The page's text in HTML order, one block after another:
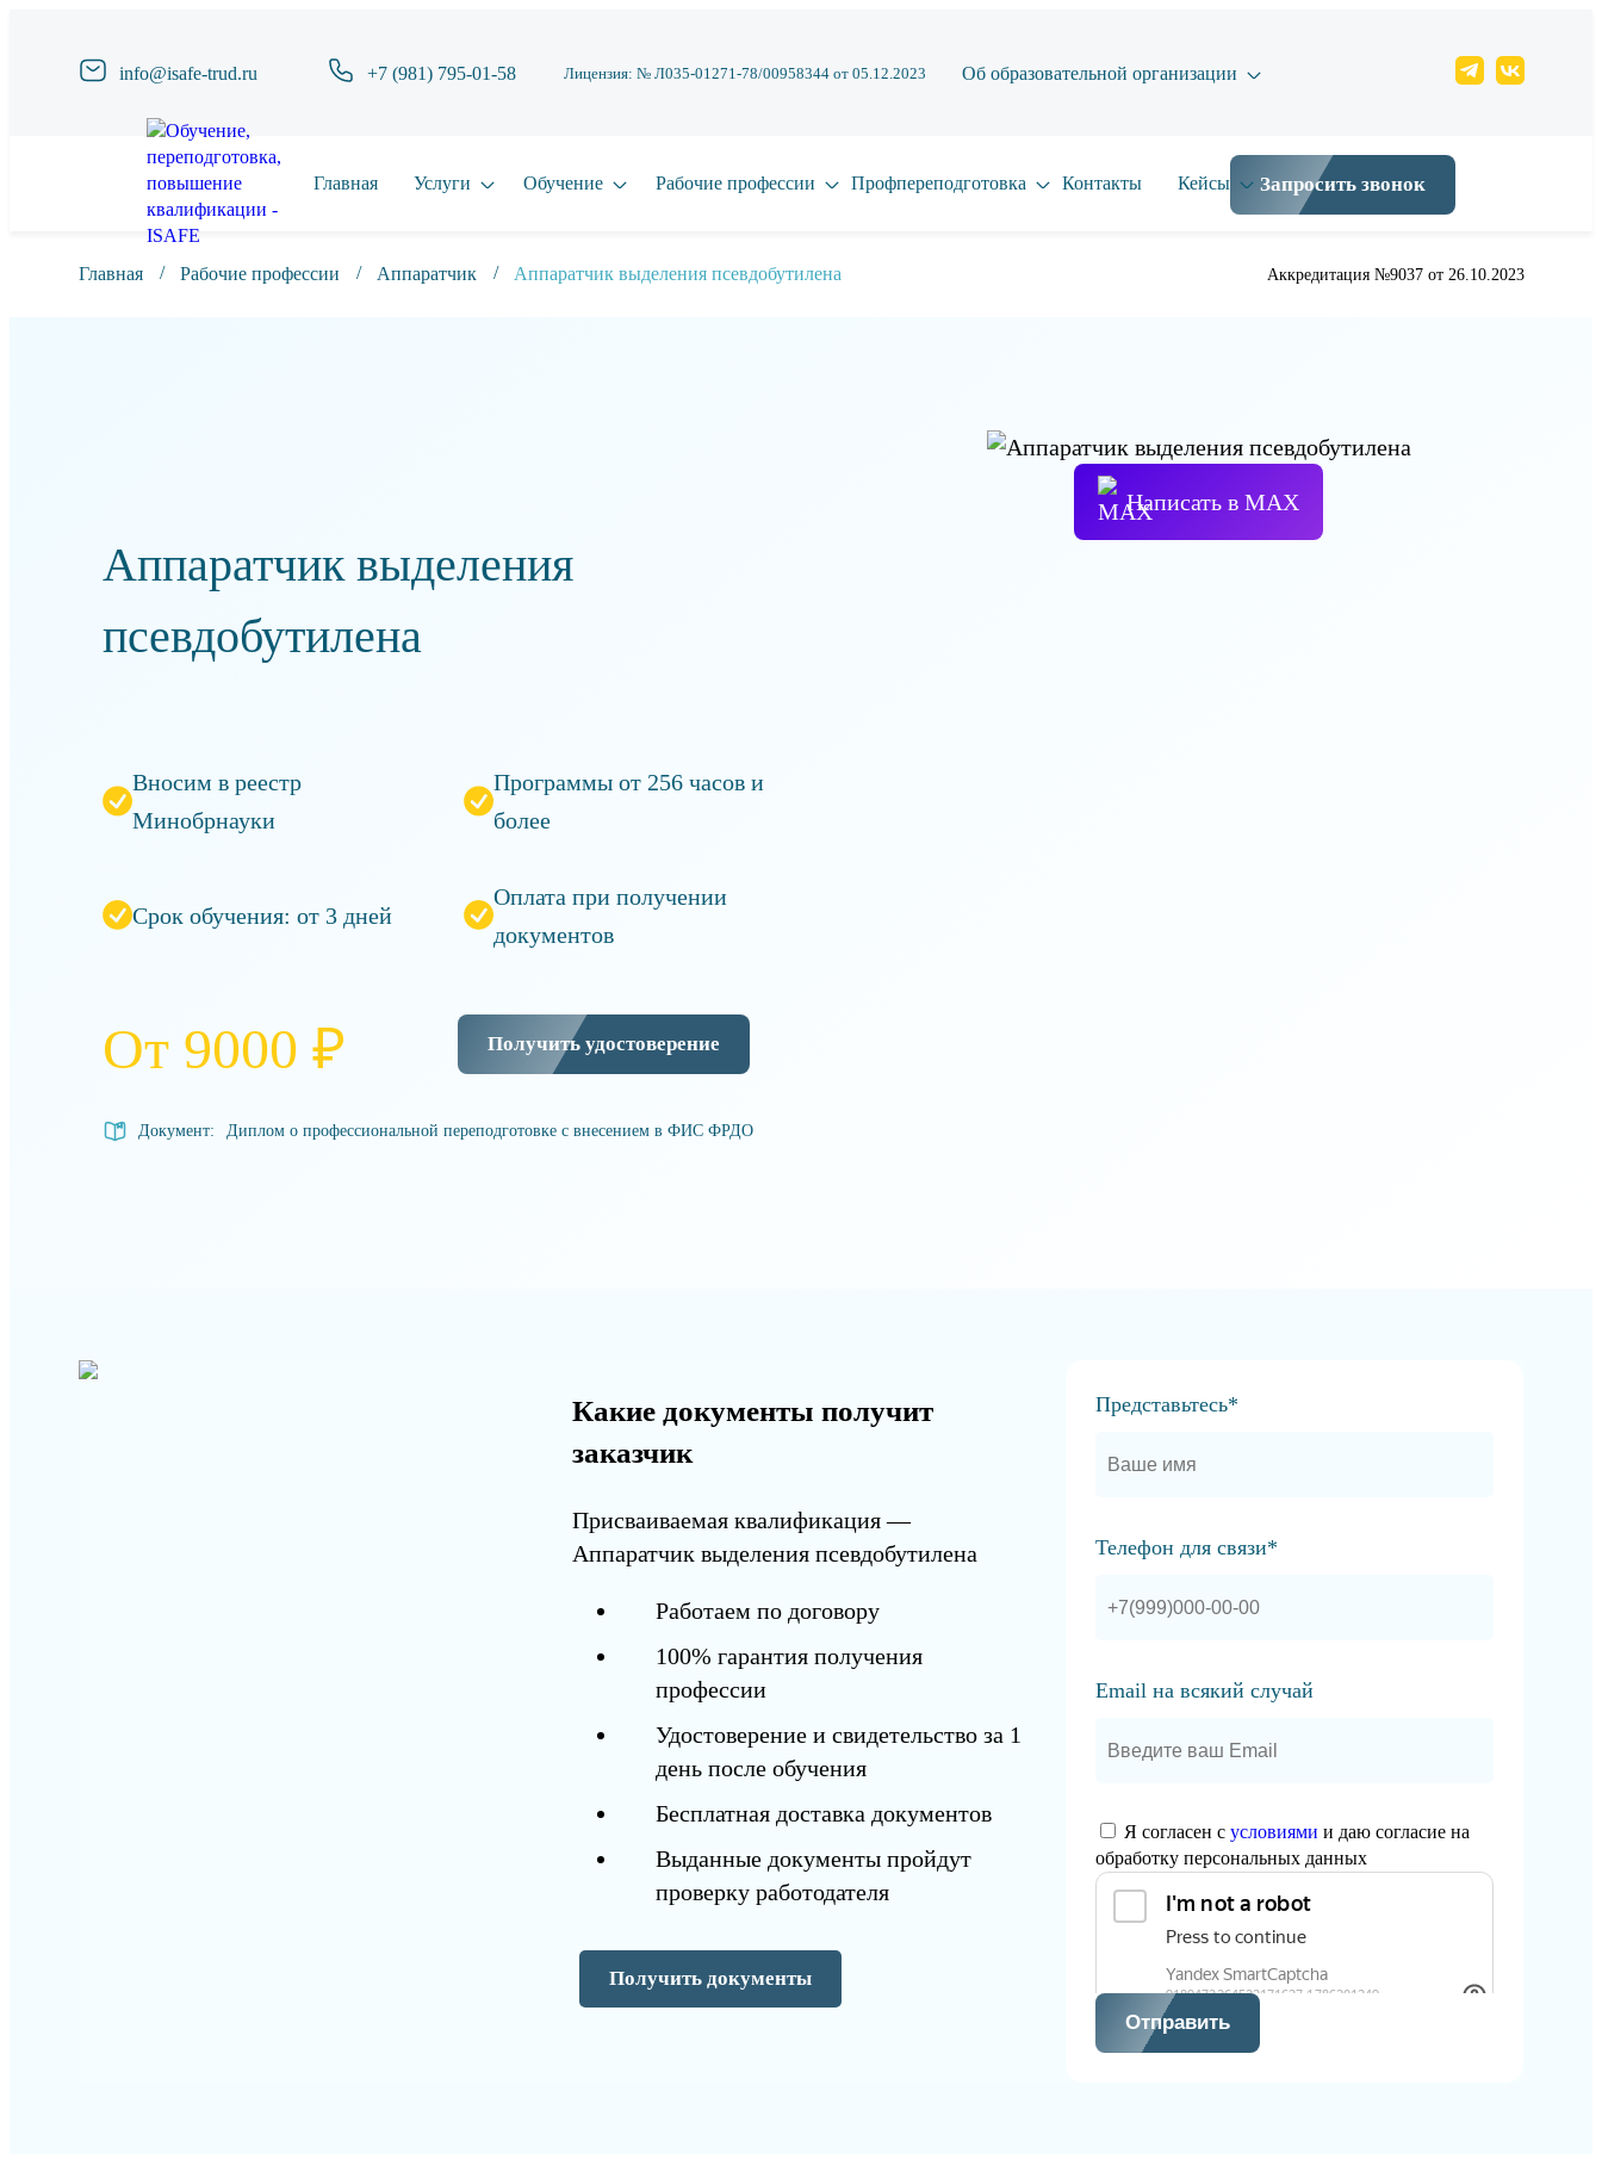
info@isafe-trud.ru +7 (981) 795-01-58 Лицензия: № Л035-01271-78/00958344 от 05.12.2023 Об образовательной организации
Главная Услуги Обучение Рабочие профессии Профпереподготовка Контакты Кейсы Запросить звонок
Главная Рабочие профессии Аппаратчик Аппаратчик выделения псевдобутилена Аккредитация №9037 от 26.10.2023
Аппаратчик выделения
псевдобутилена
Вносим в реестр
Минобрнауки
Программы от 256 часов и
более
Срок обучения: от 3 дней
Оплата при получении
документов
От 9000 ₽ Получить удостоверение
Написать в МАХ
Документ: Диплом о профессиональной переподготовке с внесением в ФИС ФРДО
Какие документы получит
заказчик
Присваиваемая квалификация —
Аппаратчик выделения псевдобутилена
Работаем по договору
100% гарантия получения
профессии
Удостоверение и свидетельство за 1
день после обучения
Бесплатная доставка документов
Выданные документы пройдут
проверку работодателя
Получить документы
Представьтесь*
Телефон для связи*
Email на всякий случай
Я согласен сусловиями и даю согласие на
обработку персональных данных
Отправить